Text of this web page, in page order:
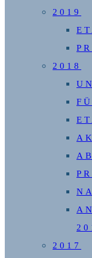
2019
2018
2017